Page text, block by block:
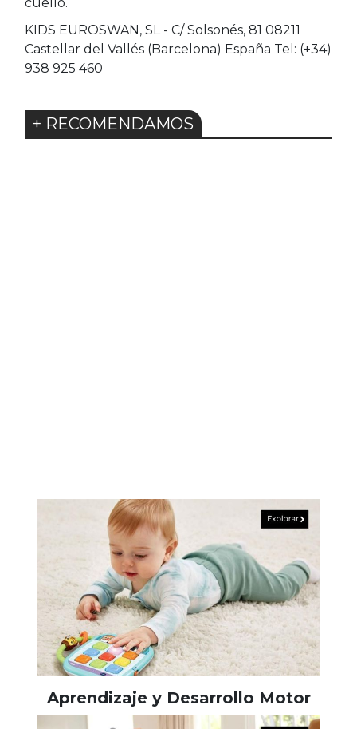
KIDS EUROSWAN, SL - C/ Solsonés, 81 08211
Castellar del Vallés (Barcelona) España Tel: (+34)
938 925 460
+ RECOMENDAMOS
Aprendizaje y Desarrollo Motor